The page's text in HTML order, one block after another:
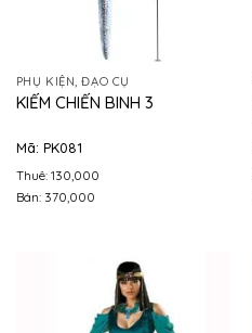
PHỤ KIỆN, ĐẠO CỤ
KIẾM CHIẾN BINH 3
Mã: PK081
Thuê: 130,000
Bán: 370,000